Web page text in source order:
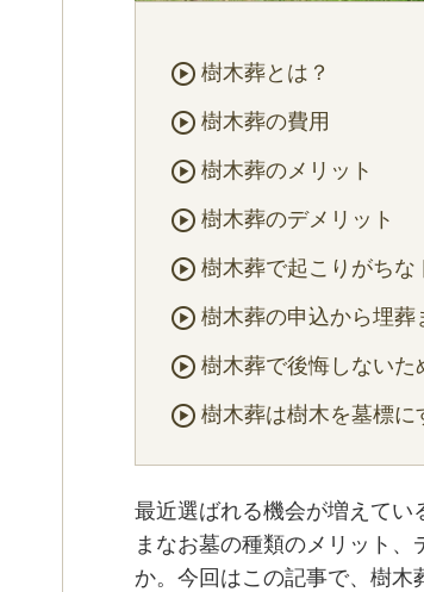
樹木葬とは？
樹木葬の費用
樹木葬のメリット
樹木葬のデメリット
樹木葬で起こりがちな
樹木葬の申込から埋葬
樹木葬で後悔しないた
樹木葬は樹木を墓標に
最近選ばれる機会が増えてい
まなお墓の種類のメリット
か。今回はこの記事で、樹木